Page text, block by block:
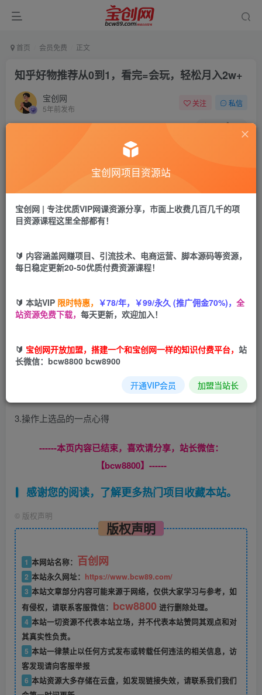
首页 会员免费 正文
知乎好物推荐从0到1，看完=会玩，轻松月入2w+
宝创网
5年前发布
关注 私信
65 15
知乎好物推荐从0到1，看完=会玩，轻松月入2w+
此内容为付费资源，请付费后查看
宝币9.9 宝币 19.9
年卡会员 免费
您当前未登录！建议登陆后购买，可保存购买订单
1.知‮内乎‬容素材‮集收‬策略
3.操作上选‮的品‬一点心得
------本页内容已结束，喜欢请分享，站长微信：
【bcw8800】------
感谢您的阅读，了解更多热门项目收藏本站。
© 版权声明
版权声明
1 本网站名称： 百创网
2 本站永久网址： https://www.bcw89.com/
3 本站文章部分内容可能来源于网络，仅供大家学习与参考，如
有侵权，请联系客服微信： bcw8800 进行删除处理。
4 本站一切资源不代表本站立场，并不代表本站赞同其观点和对
其真实性负责。
5 本站一律禁止以任何方式发布或转载任何违法的相关信息，访
客发现请向客服举报
6 本站资源大多存储在云盘，如发现链接失效，请联系我们我们
宝创网项目资源站
宝创网 | 专注优质VIP网课资源分享，市面上收费几百几千的项
目资源课程这里全部都有！
🔰 内容涵盖网赚项目、引流技术、电商运营、脚本源码等资源，
每日稳定更新20-50优质付费资源课程！
🔰 本站VIP 限时特惠， ￥78/年，￥99/永久 (推广佣金70%)， 全
站资源免费下载， 每天更新，欢迎加入！
🔰 宝创网开放加盟，搭建一个和宝创网一样的知识付费平台， 站
长微信：bcw8800 bcw8900
开通VIP会员 加盟当站长